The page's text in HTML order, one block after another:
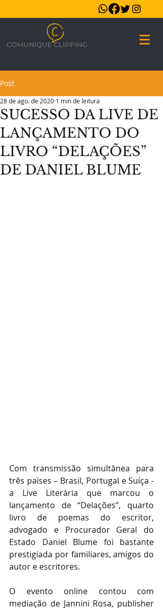
Post
SUCESSO DA LIVE DE
LANÇAMENTO DO
LIVRO “DELAÇÕES”
DE DANIEL BLUME
28 de ago. de 2020 1 min de leitura
Com transmissão simultânea para
três países – Brasil, Portugal e Suíça -
a Live Literária que marcou o
lançamento de “Delações”, quarto
livro de poemas do escritor,
advogado e Procurador Geral do
Estado Daniel Blume foi bastante
prestigiada por familiares, amigos do
autor e escritores.
O evento online contou com
mediação de Jannini Rosa, publisher